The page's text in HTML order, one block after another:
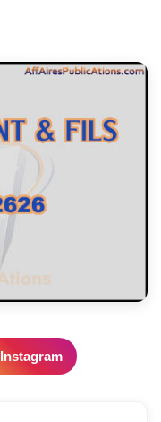
Instagram